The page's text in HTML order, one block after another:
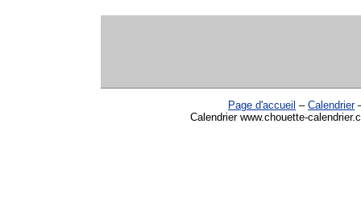
Page d'accueil – Calendrier
Calendrier www.chouette-